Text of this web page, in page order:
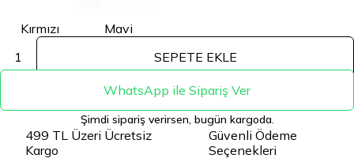
Kırmızı
Mavi
1
SEPETE EKLE
WhatsApp ile Sipariş Ver
Şimdi sipariş verirsen, bugün kargoda.
499 TL Üzeri Ücretsiz
Kargo
Güvenli Ödeme
Seçenekleri